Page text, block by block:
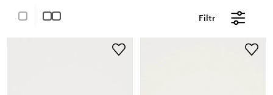
Filtr